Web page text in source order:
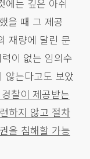
에는 깊은 아쉬
을 때 그 제공
재량에 달린 문
이 없는 임의수
않는다고도 보았
찰이 제공받는
하지 않고 절차
을 침해할 가능